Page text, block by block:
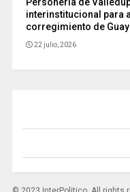
interinstitucional para
corregimiento de
22 julio, 2026